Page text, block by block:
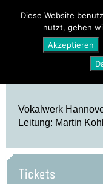
PROGRAMM
Vokalwerk
Leitung: Martin
Tickets
Diese Website
nutzt, gehen
Akzeptieren